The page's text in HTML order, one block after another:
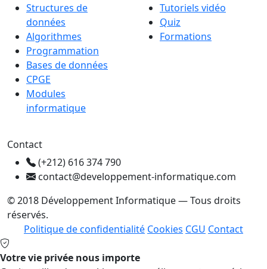
Structures de
données
Algorithmes
Programmation
Bases de données
CPGE
Modules
informatique
Tutoriels vidéo
Quiz
Formations
Contact
(+212) 616 374 790
contact@developpement-informatique.com
© 2018 Développement Informatique — Tous droits
réservés.
Politique de confidentialité Cookies CGU Contact
Votre vie privée nous importe